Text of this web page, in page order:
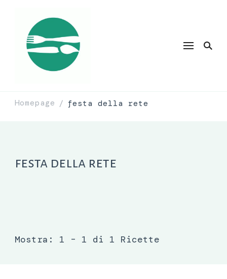
Homepage / festa della rete
festa della rete
Mostra: 1 – 1 di 1 Ricette